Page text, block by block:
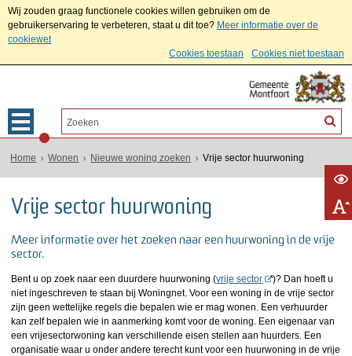
Wij zouden graag functionele cookies willen gebruiken om de
gebruikerservaring te verbeteren, staat u dit toe? Meer informatie over de
cookiewet
Cookies toestaan
Cookies niet toestaan
Home Wonen Nieuwe woning zoeken Vrije sector huurwoning
Vrije sector huurwoning
Meer informatie over het zoeken naar een huurwoning in de vrije
sector.
Bent u op zoek naar een duurdere huurwoning (vrije sector
)? Dan hoeft u
niet ingeschreven te staan bij Woningnet. Voor een woning in de vrije sector
zijn geen wettelijke regels die bepalen wie er mag wonen. Een verhuurder
kan zelf bepalen wie in aanmerking komt voor de woning. Een eigenaar van
een vrijesectorwoning kan verschillende eisen stellen aan huurders. Een
organisatie waar u onder andere terecht kunt voor een huurwoning in de vrije